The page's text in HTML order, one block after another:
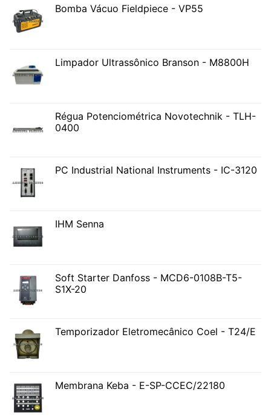
Bomba Vácuo Fieldpiece - VP55
Limpador Ultrassônico Branson - M8800H
Régua Potenciométrica Novotechnik - TLH-
0400
PC Industrial National Instruments - IC-3120
IHM Senna
Soft Starter Danfoss - MCD6-0108B-T5-
S1X-20
Temporizador Eletromecânico Coel - T24/E
Membrana Keba - E-SP-CCEC/22180